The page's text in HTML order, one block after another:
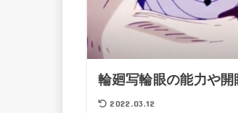
輪廻写輪眼の能力や開
2022.03.12